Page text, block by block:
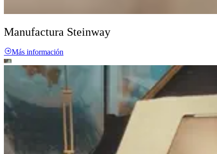
Manufactura Steinway
Más información